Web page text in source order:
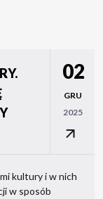
02
GRU
2025
kultury i w nich
w sposób